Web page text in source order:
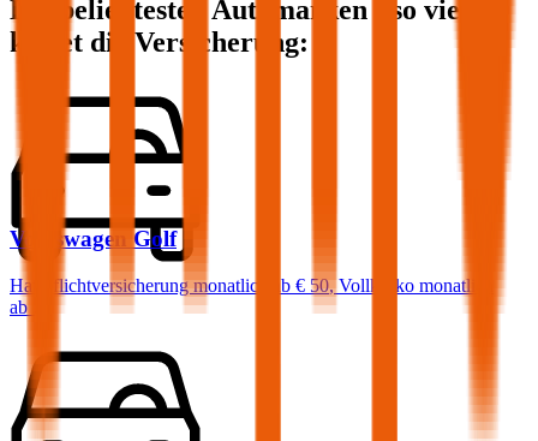
Die beliebtesten Automarken - so viel
kostet die Versicherung:
Volkswagen Golf
Haftpflichtversicherung monatlich ab € 50,Vollkasko monatlich
ab …